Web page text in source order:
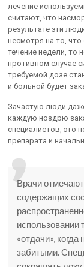
лечение
считают, что
результате эти
несмотря на то,
течение недели, то
противном случае
требуемой дозе
и больной будет
Зачастую люди
каждую ноздрю
специалистов, это
препарата и
Врачи
содержащих
использовании
«отдачи»,
забитыми.